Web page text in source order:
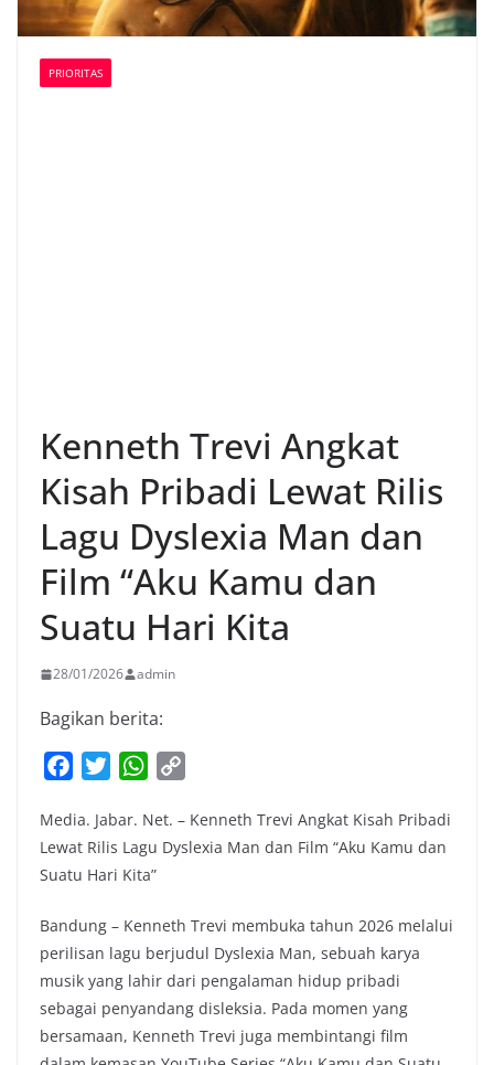
PRIORITAS
Kenneth Trevi Angkat
Kisah Pribadi Lewat Rilis
Lagu Dyslexia Man dan
Film “Aku Kamu dan
Suatu Hari Kita
28/01/2026 admin
Bagikan berita:
c
e
b
o
k
i
t
t
W
a
t
s
p
p
p
y
n
k
Media. Jabar. Net. – Kenneth Trevi Angkat Kisah Pribadi
Lewat Rilis Lagu Dyslexia Man dan Film “Aku Kamu dan
Suatu Hari Kita”
Bandung – Kenneth Trevi membuka tahun 2026 melalui
perilisan lagu berjudul Dyslexia Man, sebuah karya
musik yang lahir dari pengalaman hidup pribadi
sebagai penyandang disleksia. Pada momen yang
bersamaan, Kenneth Trevi juga membintangi film